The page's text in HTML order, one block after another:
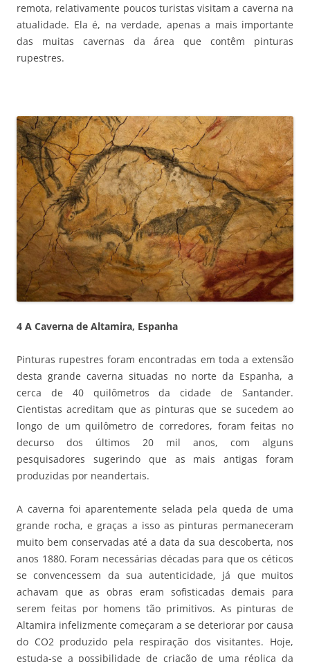
remota, relativamente poucos turistas visitam a caverna na
atualidade. Ela é, na verdade, apenas a mais importante
das muitas cavernas da área que contêm pinturas
rupestres.
4 A Caverna de Altamira, Espanha
Pinturas rupestres foram encontradas em toda a extensão
desta grande caverna situadas no norte da Espanha, a
cerca de 40 quilômetros da cidade de Santander.
Cientistas acreditam que as pinturas que se sucedem ao
longo de um quilômetro de corredores, foram feitas no
decurso dos últimos 20 mil anos, com alguns
pesquisadores sugerindo que as mais antigas foram
produzidas por neandertais.
A caverna foi aparentemente selada pela queda de uma
grande rocha, e graças a isso as pinturas permaneceram
muito bem conservadas até a data da sua descoberta, nos
anos 1880. Foram necessárias décadas para que os céticos
se convencessem da sua autenticidade, já que muitos
achavam que as obras eram sofisticadas demais para
serem feitas por homens tão primitivos. As pinturas de
Altamira infelizmente começaram a se deteriorar por causa
do CO2 produzido pela respiração dos visitantes. Hoje,
estuda-se a possibilidade de criação de uma réplica da